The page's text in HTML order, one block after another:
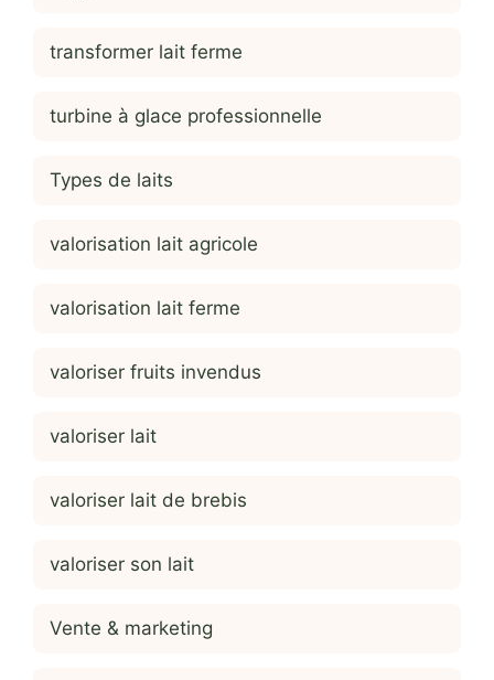
transformer lait ferme
turbine à glace professionnelle
Types de laits
valorisation lait agricole
valorisation lait ferme
valoriser fruits invendus
valoriser lait
valoriser lait de brebis
valoriser son lait
Vente & marketing